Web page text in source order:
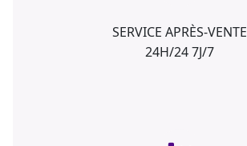
SERVICE APRÈS-VENTE
24H/24 7J/7